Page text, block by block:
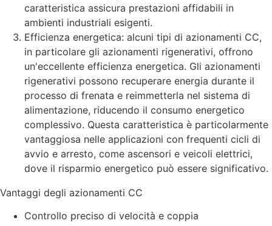
caratteristica assicura prestazioni affidabili in
ambienti industriali esigenti.
Efficienza energetica: alcuni tipi di azionamenti CC,
in particolare gli azionamenti rigenerativi, offrono
un'eccellente efficienza energetica. Gli azionamenti
rigenerativi possono recuperare energia durante il
processo di frenata e reimmetterla nel sistema di
alimentazione, riducendo il consumo energetico
complessivo. Questa caratteristica è particolarmente
vantaggiosa nelle applicazioni con frequenti cicli di
avvio e arresto, come ascensori e veicoli elettrici,
dove il risparmio energetico può essere significativo.
Vantaggi degli azionamenti CC
Controllo preciso di velocità e coppia